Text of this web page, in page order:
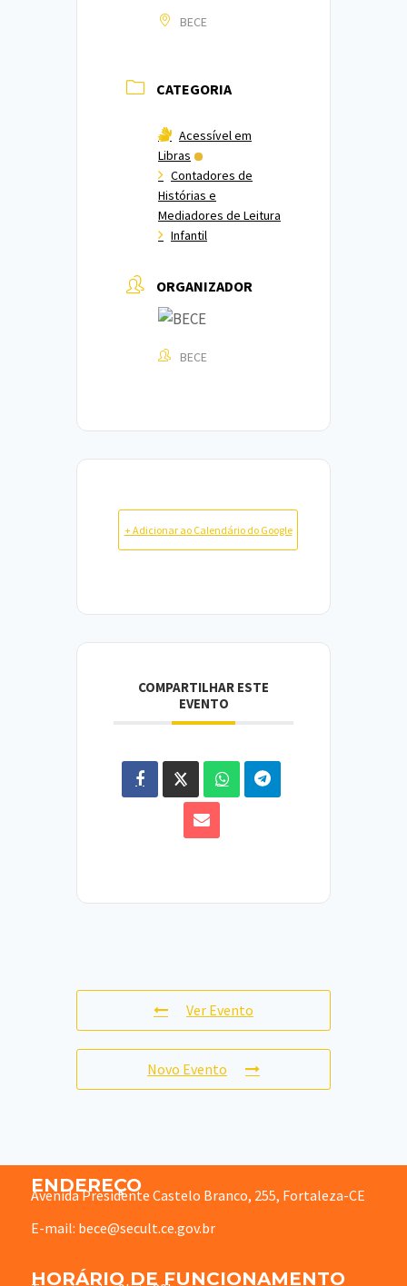
BECE
CATEGORIA
Acessível em
Libras
Contadores de
Histórias e
Mediadores de Leitura
Infantil
ORGANIZADOR
BECE
+ Adicionar ao Calendário do Google
COMPARTILHAR ESTE
EVENTO
Ver Evento
Novo Evento
ENDEREÇO
Avenida Presidente Castelo Branco, 255, Fortaleza-CE
E-mail: bece@secult.ce.gov.br
HORÁRIO DE FUNCIONAMENTO